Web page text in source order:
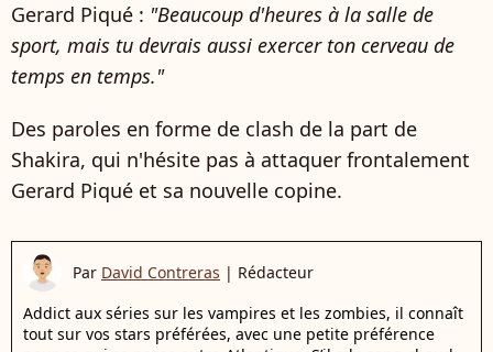
Gerard Piqué : "Beaucoup d'heures à la salle de
sport, mais tu devrais aussi exercer ton cerveau de
temps en temps."
Des paroles en forme de clash de la part de
Shakira, qui n'hésite pas à attaquer frontalement
Gerard Piqué et sa nouvelle copine.
Par David Contreras | Rédacteur
Addict aux séries sur les vampires et les zombies, il connaît
tout sur vos stars préférées, avec une petite préférence